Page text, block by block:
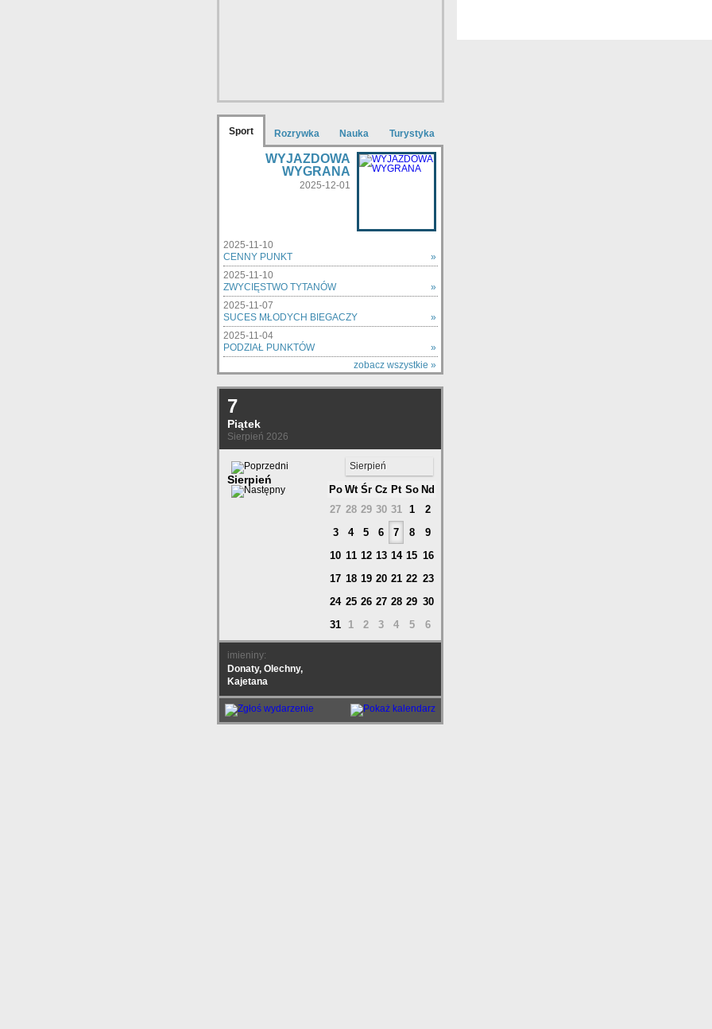
Sport Rozrywka Nauka Turystyka
WYJAZDOWA
WYGRANA
2025-12-01
2025-11-10
CENNY PUNKT
»
2025-11-10
ZWYCIĘSTWO TYTANÓW
»
2025-11-07
SUCES MŁODYCH BIEGACZY
»
2025-11-04
PODZIAŁ PUNKTÓW
»
zobacz wszystkie »
7
Piątek
Sierpień 2026
Sierpień
Sierpień
Po Wt Śr Cz Pt So Nd
27 28 29 30 31 1
2
3
4 5 6 7 8
9
10 11 12 13 14 15 16
17 18 19 20 21 22 23
24 25 26 27 28 29 30
31
1 2 3 4 5 6
imieniny:
Donaty, Olechny,
Kajetana